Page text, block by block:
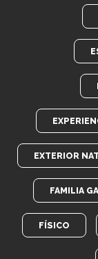
EXTERIOR
FAMILIA
FÍSICO